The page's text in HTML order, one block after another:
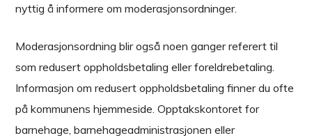
nyttig å informere om moderasjonsordninger.
Moderasjonsordning blir også noen ganger referert til
som redusert oppholdsbetaling eller foreldrebetaling.
Informasjon om redusert oppholdsbetaling finner du ofte
på kommunens hjemmeside. Opptakskontoret for
barnehage, barnehageadministrasjonen eller